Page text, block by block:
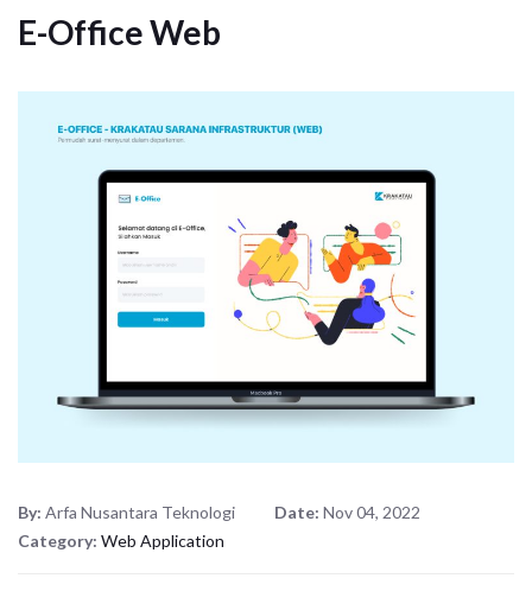
E-Office Web
By: Arfa Nusantara Teknologi Date: Nov 04, 2022
Category: Web Application